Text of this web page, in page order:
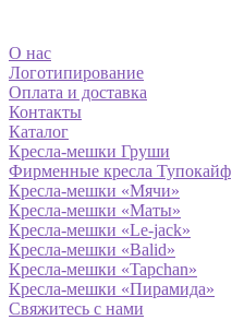
О нас
Логотипирование
Оплата и доставка
Контакты
Каталог
Кресла-мешки Груши
Фирменные кресла Тупокайф
Кресла-мешки «Мячи»
Кресла-мешки «Маты»
Кресла-мешки «Le-jack»
Кресла-мешки «Balid»
Кресла-мешки «Tapchan»
Кресла-мешки «Пирамида»
Свяжитесь с нами